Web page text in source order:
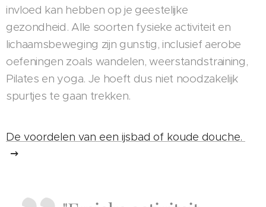
invloed kan hebben op je geestelijke
gezondheid. Alle soorten fysieke activiteit en
lichaamsbeweging zijn gunstig, inclusief aerobe
oefeningen zoals wandelen, weerstandstraining,
Pilates en yoga. Je hoeft dus niet noodzakelijk
spurtjes te gaan trekken.
De voordelen van een ijsbad of koude douche.